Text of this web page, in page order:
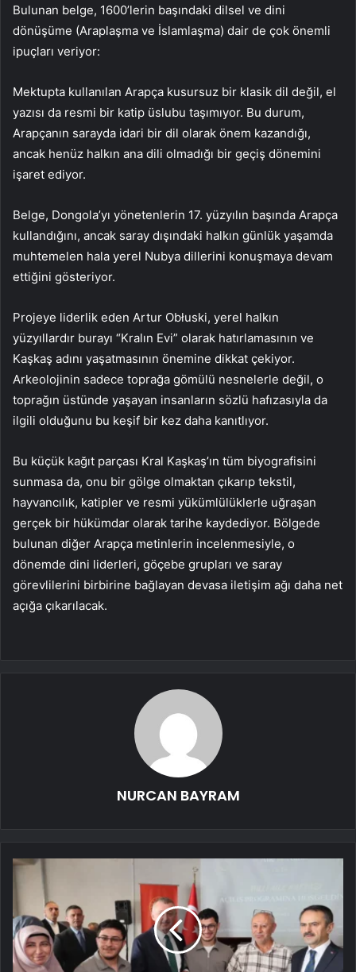
Bulunan belge, 1600’lerin başındaki dilsel ve dini
dönüşüme (Araplaşma ve İslamlaşma) dair de çok önemli
ipuçları veriyor:
Mektupta kullanılan Arapça kusursuz bir klasik dil değil, el
yazısı da resmi bir katip üslubu taşımıyor. Bu durum,
Arapçanın sarayda idari bir dil olarak önem kazandığı,
ancak henüz halkın ana dili olmadığı bir geçiş dönemini
işaret ediyor.
Belge, Dongola’yı yönetenlerin 17. yüzyılın başında Arapça
kullandığını, ancak saray dışındaki halkın günlük yaşamda
muhtemelen hala yerel Nubya dillerini konuşmaya devam
ettiğini gösteriyor.
Projeye liderlik eden Artur Obłuski, yerel halkın
yüzyıllardır burayı “Kralın Evi” olarak hatırlamasının ve
Kaşkaş adını yaşatmasının önemine dikkat çekiyor.
Arkeolojinin sadece toprağa gömülü nesnelerle değil, o
toprağın üstünde yaşayan insanların sözlü hafızasıyla da
ilgili olduğunu bu keşif bir kez daha kanıtlıyor.
Bu küçük kağıt parçası Kral Kaşkaş’ın tüm biyografisini
sunmasa da, onu bir gölge olmaktan çıkarıp tekstil,
hayvancılık, katipler ve resmi yükümlülüklerle uğraşan
gerçek bir hükümdar olarak tarihe kaydediyor. Bölgede
bulunan diğer Arapça metinlerin incelenmesiyle, o
dönemde dini liderleri, göçebe grupları ve saray
görevlilerini birbirine bağlayan devasa iletişim ağı daha net
açığa çıkarılacak.
NURCAN BAYRAM